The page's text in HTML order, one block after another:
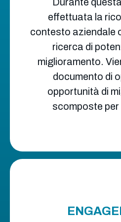
effettuata la
contesto aziendale
ricerca di
miglioramento.
documento di
opportunità di
scomposte per